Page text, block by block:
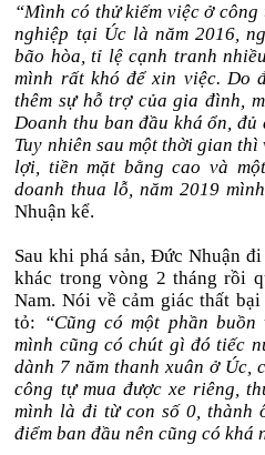
“Mình có thử kiếm việc ở
nghiệp tại Úc là năm 2016,
bão hòa, tỉ lệ cạnh tranh
mình rất khó để xin việc. Do
thêm sự hỗ trợ của gia đình,
Doanh thu ban đầu khá ổn,
Tuy nhiên sau một thời gian
lợi, tiền mặt bằng cao và
doanh thua lỗ, năm 2019
Nhuận kể.
Sau khi phá sản, Đức Nhuận
khác trong vòng 2 tháng rồi
Nam. Nói về cảm giác thất
tỏ: “Cũng có một phần
mình cũng có chút gì đó tiếc
dành 7 năm thanh xuân ở Úc,
công tự mua được xe riêng,
mình là đi từ con số 0, thành
điểm ban đầu nên cũng có khá